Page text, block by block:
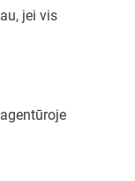
jei vis